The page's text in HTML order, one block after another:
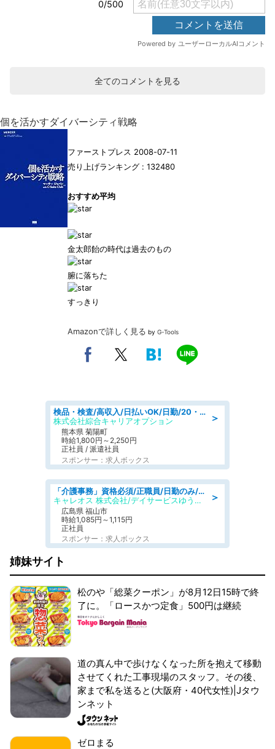
全てのコメントを見る
個を活かすダイバーシティ戦略
ファーストプレス 2008-07-11
売り上げランキング : 132480
おすすめ平均
金太郎飴の時代は過去のもの
腑に落ちた
すっきり
Amazonで詳しく見る by G-Tools
＞
検品・検査/高収入/日払いOK/日勤/20・30・40代活躍中/製造 工場
株式会社綜合キャリアオプション
熊本県 菊陽町
時給1,800円～2,250円
正社員 / 派遣社員
スポンサー：求人ボックス
＞
「介護事務」資格必須/正職員/日勤のみ/デイサービス
キャレオス 株式会社/デイサービスゆうゆう南本庄
広島県 福山市
時給1,085円～1,115円
正社員
スポンサー：求人ボックス
姉妹サイト
松のや「総菜クーポン」が8月12日15時で終
了に。「ロースかつ定食」500円は継続
道の真ん中で歩けなくなった所を抱えて移動
させてくれた工事現場のスタッフ。その後、
家まで私を送ると(大阪府・40代女性)|Jタウ
ンネット
ゼロまる